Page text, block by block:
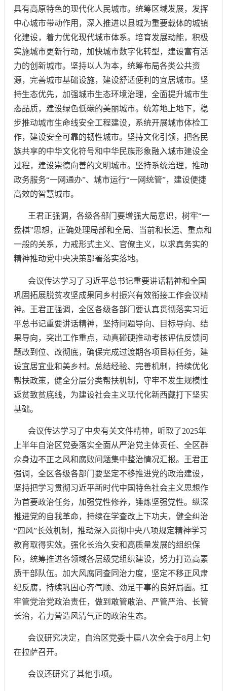
具有高原特色的现代化人民城市。统筹区域发展，发挥
中心城市带动作用，深入推进以县城为重要载体的城镇
化建设，着力优化现代城市体系。培育发展动能，积极
实施城市更新行动，加快城市数字化转型，建设富有活
力的创新城市。坚持以人为本，统筹布局各类公共资
源，完善城市基础设施，建设舒适便利的宜居城市。坚
持生态优先，加强城市生态环境治理，全面提升城市生
态品质，建设绿色低碳的美丽城市。统筹地上地下，稳
步推动城市生命线安全工程建设，系统开展城市体检工
作，建设安全可靠的韧性城市。坚持文化引领，把各民
族共享的中华文化符号和中华民族形象融入城市建设全
过程，建设崇德向善的文明城市。坚持系统治理，推动
政务服务“一网通办”、城市运行“一网统管”，建设便捷
高效的智慧城市。
王君正强调，各级各部门要增强大局意识，树牢“一
盘棋”思想，正确处理局部和全局、当前和长远、重点和
一般的关系，力戒形式主义、官僚主义，以求真务实的
精神推动党中央决策部署落实落地。
会议传达学习了习近平总书记重要讲话精神和全国
巩固拓展脱贫攻坚成果同乡村振兴有效衔接工作会议精
神。王君正强调，全区各级各部门要认真贯彻落实习近
平总书记重要讲话精神，坚持问题导向、目标导向、结
果导向，突出工作重点，动真碰硬推动考核评估反馈问
题改到位、改彻底，确保完成过渡期各项目标任务，建
设宜居宜业和美乡村。总结经验、完善机制，持续优化
帮扶政策，健全分层分类帮扶机制，守牢不发生规模性
返贫致贫底线，为建设社会主义现代化新西藏打下坚实
基础。
会议传达学习了中央有关文件精神，听取了2025年
上半年自治区党委落实全面从严治党主体责任、全区群
众身边不正之风和腐败问题集中整治情况汇报。王君正
强调，全区各级各部门要坚定不移推进党的政治建设，
坚持把学习贯彻习近平新时代中国特色社会主义思想作
为首要政治任务，加强党性修养，锤炼坚强党性。纵深
推进党的自我革命，持续在学查改上下功夫，健全纠治
“四风”长效机制，推动深入贯彻中央八项规定精神学习
教育取得实效。强化长治久安和高质量发展的组织保
障，统筹推进各领域各层级党组织建设，努力打造高素
质干部队伍。加大风腐同查同治力度，坚定不移正风肃
纪反腐，持续巩固心齐气顺、劲足干事的良好局面。扛
牢管党治党政治责任，做到敢管敢治、严管严治、长管
长治，着力营造风清气正的政治生态。
会议研究决定，自治区党委十届八次全会于8月上旬
在拉萨召开。
会议还研究了其他事项。